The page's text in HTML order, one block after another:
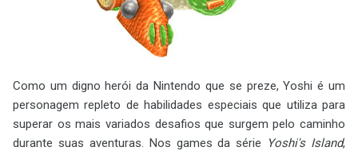
Como um digno herói da Nintendo que se preze, Yoshi é um
personagem repleto de habilidades especiais que utiliza para
superar os mais variados desafios que surgem pelo caminho
durante suas aventuras. Nos games da série
Yoshi's Island,